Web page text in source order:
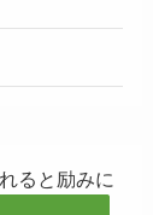
ると励みに